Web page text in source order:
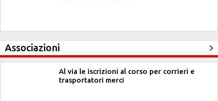
Associazioni
Al via le iscrizioni al corso per corrieri e
trasportatori merci